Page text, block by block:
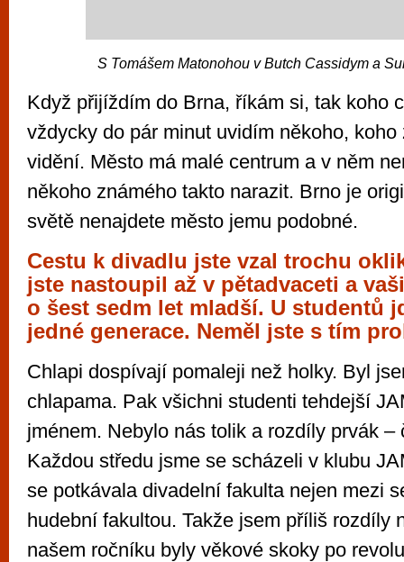
S Tomášem Matonohou v Butch Cassidym a
Když přijíždím do Brna, říkám si, tak koho
vždycky do pár minut uvidím někoho, koho
vidění. Město má malé centrum a v něm
někoho známého takto narazit. Brno je
světě nenajdete město jemu podobné.
Cestu k divadlu jste vzal trochu
jste nastoupil až v pětadvaceti a
o šest sedm let mladší. U studentů
jedné generace. Neměl jste s tím
Chlapi dospívají pomaleji než holky. Byl
chlapama. Pak všichni studenti tehdejší
jménem. Nebylo nás tolik a rozdíly prvák –
Každou středu jsme se scházeli v klubu
se potkávala divadelní fakulta nejen mezi
hudební fakultou. Takže jsem příliš rozdíly
našem ročníku byly věkové skoky po